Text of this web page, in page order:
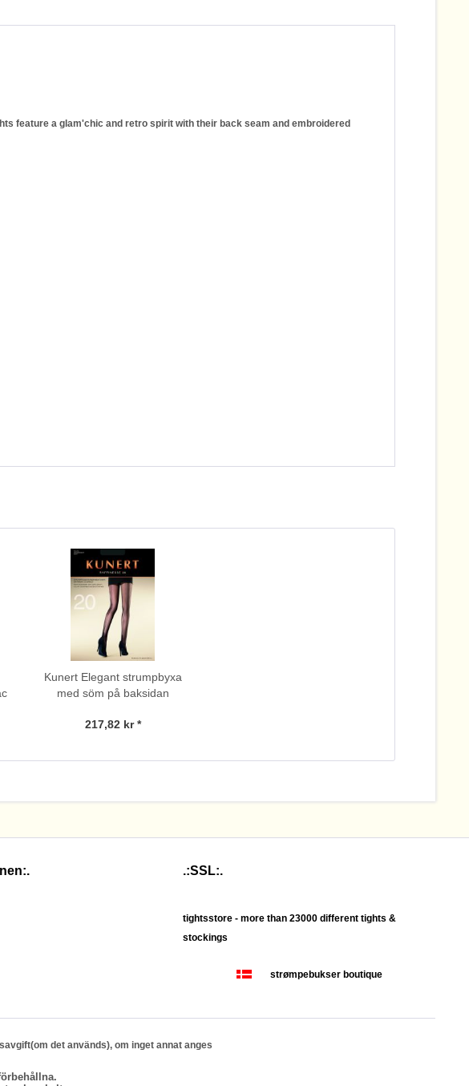
feature a glam'chic and retro spirit with their back seam and embroidered
Kunert Elegant strumpbyxa
med söm på baksidan
217,82 kr *
.:SSL:.
tightsstore - more than 23000 different tights &
stockings
strømpebukser boutique
det används), om inget annat anges